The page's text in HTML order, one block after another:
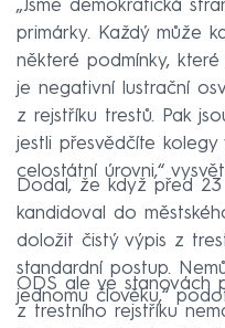
„Jsme demokratická
primárky. Každý může
některé podmínky,
je negativní lustrační
z rejstříku trestů. Pak
jestli přesvědčíte
celostátní úrovni,“
Dodal, že když před
kandidoval do
doložit čistý výpis z
standardní postup.
jednomu člověku,“
ODS ale ve stanovách
z trestního rejstříku